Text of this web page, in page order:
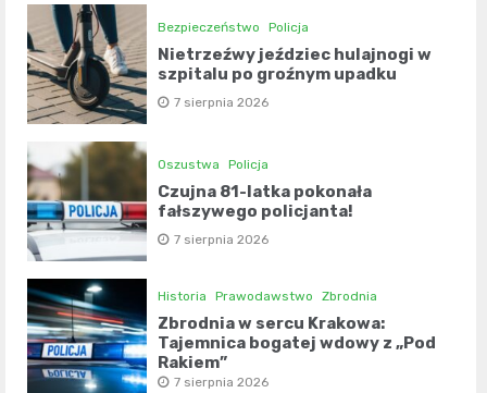
Bezpieczeństwo Policja
Nietrzeźwy jeździec hulajnogi w
szpitalu po groźnym upadku
7 sierpnia 2026
Oszustwa Policja
Czujna 81-latka pokonała
fałszywego policjanta!
7 sierpnia 2026
Historia Prawodawstwo Zbrodnia
Zbrodnia w sercu Krakowa:
Tajemnica bogatej wdowy z „Pod
Rakiem”
7 sierpnia 2026